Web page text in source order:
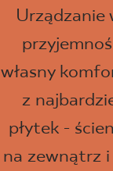
własny
z
płytek -
na zewnątrz